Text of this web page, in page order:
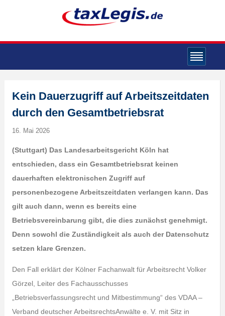
Kein Dauerzugriff auf Arbeitszeitdaten
durch den Gesamtbetriebsrat
16. Mai 2026
(Stuttgart) Das Landesarbeitsgericht Köln hat
entschieden, dass ein Gesamtbetriebsrat keinen
dauerhaften elektronischen Zugriff auf
personenbezogene Arbeitszeitdaten verlangen kann. Das
gilt auch dann, wenn es bereits eine
Betriebsvereinbarung gibt, die dies zunächst genehmigt.
Denn sowohl die Zuständigkeit als auch der Datenschutz
setzen klare Grenzen.
Den Fall erklärt der Kölner Fachanwalt für Arbeitsrecht Volker
Görzel, Leiter des Fachausschusses
„Betriebsverfassungsrecht und Mitbestimmung“ des VDAA –
Verband deutscher ArbeitsrechtsAnwälte e. V. mit Sitz in